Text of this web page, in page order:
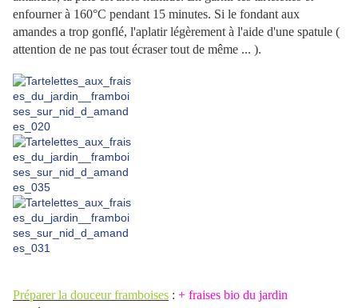
enfourner à 160°C pendant 15 minutes. Si le fondant aux
amandes a trop gonflé, l'aplatir légèrement à l'aide d'une spatule (
attention de ne pas tout écraser tout de même ... ).
Préparer la douceur framboises : + fraises bio du jardin